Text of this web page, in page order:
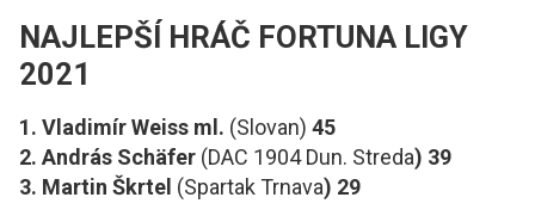
NAJLEPŠÍ HRÁČ FORTUNA LIGY
2021
1. Vladimír Weiss ml. (Slovan) 45
2. András Schäfer (DAC 1904 Dun. Streda) 39
3. Martin Škrtel (Spartak Trnava) 29